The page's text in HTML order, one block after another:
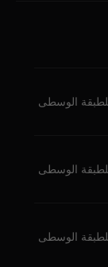
للطبقة الوسطى
للطبقة الوسطى
للطبقة الوسطى